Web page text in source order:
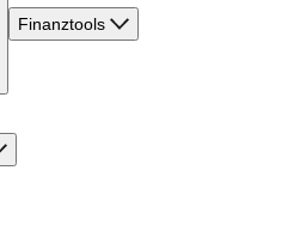
Finanztools